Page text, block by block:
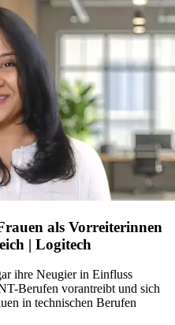
als Vorreiterinnen
| Logitech
ihre Neugier in Einfluss
Berufen vorantreibt und sich
in technischen Berufen